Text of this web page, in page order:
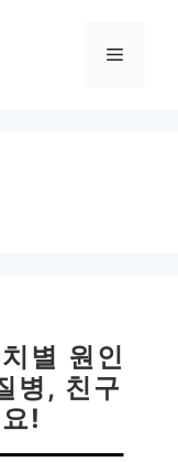
메
별 원인
병, 친구
!